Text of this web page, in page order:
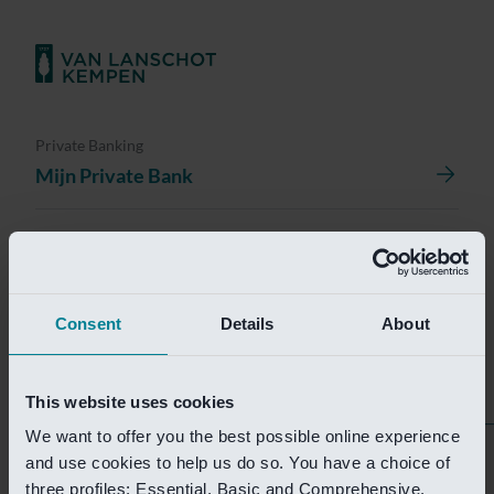
Consent Details About
This website uses cookies
We want to offer you the best possible online experience
and use cookies to help us do so. You have a choice of
three profiles: Essential, Basic and Comprehensive.
Private Banking
Mijn Private Bank
Investment Banking
Van Lanschot Kempen Research
Helaas is deze pagina